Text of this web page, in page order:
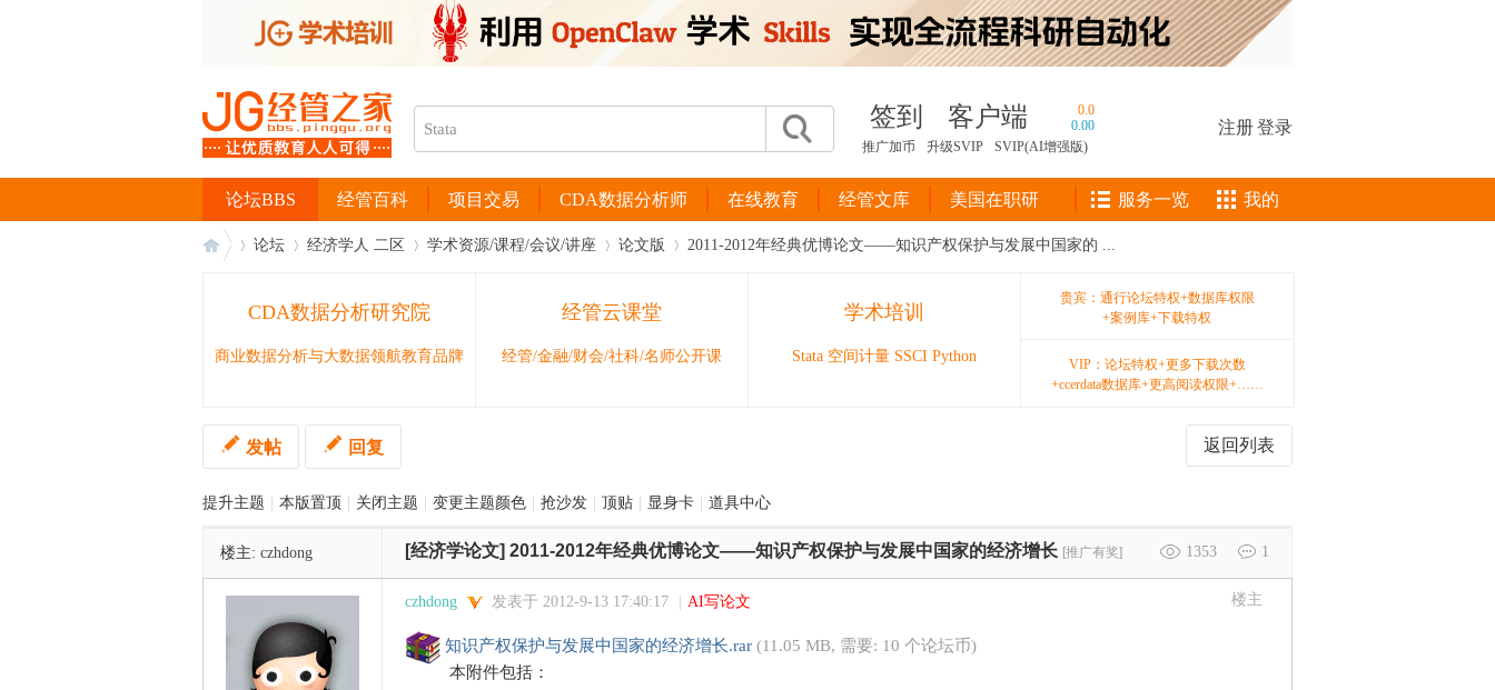
签到 客户端
0.0
0.00
推广加币
升级SVIP SVIP(AI增强版)
注册登录
经管百科 项目交易 CDA数据分析师 在线教育 经管文库 美国在职研
论坛BBS 服务一览 我的
论坛 经济学人 二区 学术资源/课程/会议/讲座 论文版 2011-2012年经典优博论文——知识产权保护与发展中国家的 ...
CDA数据分析研究院
商业数据分析与大数据领航教育品牌
经管云课堂
经管/金融/财会/社科/名师公开课
学术培训
Stata 空间计量 SSCI Python
贵宾：通行论坛特权+数据库权限
+案例库+下载特权
VIP：论坛特权+更多下载次数
+ccerdata数据库+更高阅读权限+……
返回列表
发帖 回复
提升主题 本版置顶 关闭主题 变更主题颜色 抢沙发 顶贴 显身卡 道具中心
楼主: czhdong 1353 1
[经济学论文] 2011-2012年经典优博论文——知识产权保护与发展中国家的经济增长 [推广有奖]
楼主
czhdong 发表于 2012-9-13 17:40:17 AI写论文
知识产权保护与发展中国家的经济增长.rar (11.05 MB, 需要: 10 个论坛币)
本附件包括：